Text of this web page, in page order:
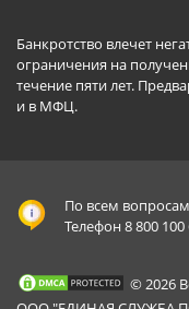
Банкротство влечет
ограничения на
течение пяти лет.
и в МФЦ.
По всем
Телефон 8 800 100
© 2026